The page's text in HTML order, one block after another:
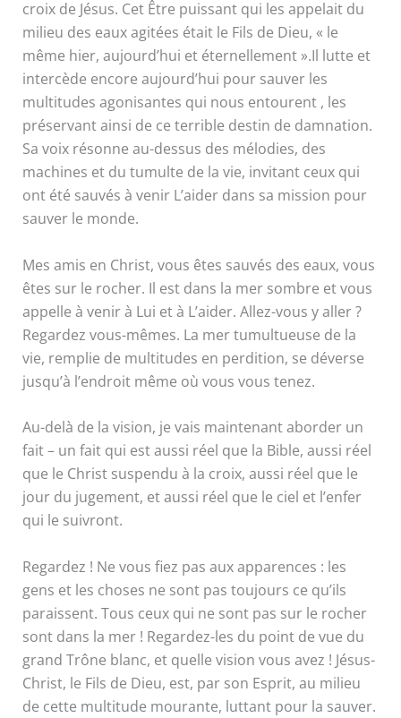
croix de Jésus. Cet Être puissant qui les appelait du
milieu des eaux agitées était le Fils de Dieu, « le
même hier, aujourd’hui et éternellement ».Il lutte et
intercède encore aujourd’hui pour sauver les
multitudes agonisantes qui nous entourent , les
préservant ainsi de ce terrible destin de damnation.
Sa voix résonne au-dessus des mélodies, des
machines et du tumulte de la vie, invitant ceux qui
ont été sauvés à venir L’aider dans sa mission pour
sauver le monde.
Mes amis en Christ, vous êtes sauvés des eaux, vous
êtes sur le rocher. Il est dans la mer sombre et vous
appelle à venir à Lui et à L’aider. Allez-vous y aller ?
Regardez vous-mêmes. La mer tumultueuse de la
vie, remplie de multitudes en perdition, se déverse
jusqu’à l’endroit même où vous vous tenez.
Au-delà de la vision, je vais maintenant aborder un
fait – un fait qui est aussi réel que la Bible, aussi réel
que le Christ suspendu à la croix, aussi réel que le
jour du jugement, et aussi réel que le ciel et l’enfer
qui le suivront.
Regardez ! Ne vous fiez pas aux apparences : les
gens et les choses ne sont pas toujours ce qu’ils
paraissent. Tous ceux qui ne sont pas sur le rocher
sont dans la mer ! Regardez-les du point de vue du
grand Trône blanc, et quelle vision vous avez ! Jésus-
Christ, le Fils de Dieu, est, par son Esprit, au milieu
de cette multitude mourante, luttant pour la sauver.